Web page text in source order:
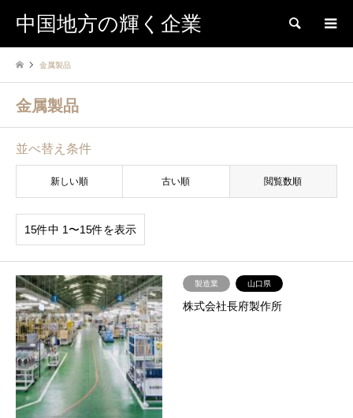
中国地方の輝く企業 検索
金属製品
金属製品
並べ替え条件
新しい順 古い順 閲覧数順
15件中 1〜15件を表示
製造業 山口県
株式会社長府製作所